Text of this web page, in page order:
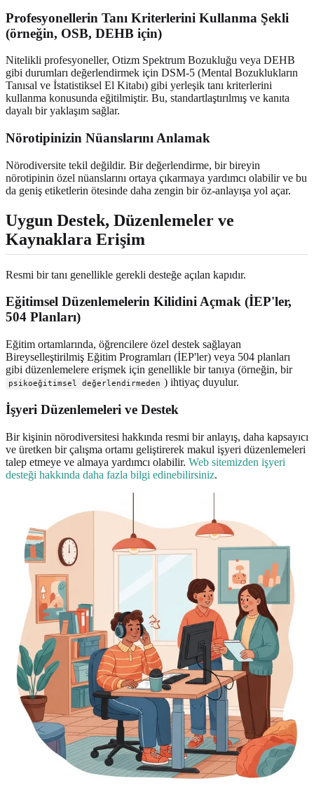
Profesyonellerin Tanı Kriterlerini Kullanma Şekli
(örneğin, OSB, DEHB için)
Nitelikli profesyoneller, Otizm Spektrum Bozukluğu veya DEHB
gibi durumları değerlendirmek için DSM-5 (Mental Bozuklukların
Tanısal ve İstatistiksel El Kitabı) gibi yerleşik tanı kriterlerini
kullanma konusunda eğitilmiştir. Bu, standartlaştırılmış ve kanıta
dayalı bir yaklaşım sağlar.
Nörotipinizin Nüanslarını Anlamak
Nörodiversite tekil değildir. Bir değerlendirme, bir bireyin
nörotipinin özel nüanslarını ortaya çıkarmaya yardımcı olabilir ve bu
da geniş etiketlerin ötesinde daha zengin bir öz-anlayışa yol açar.
Uygun Destek, Düzenlemeler ve
Kaynaklara Erişim
Resmi bir tanı genellikle gerekli desteğe açılan kapıdır.
Eğitimsel Düzenlemelerin Kilidini Açmak (İEP'ler,
504 Planları)
Eğitim ortamlarında, öğrencilere özel destek sağlayan
Bireyselleştirilmiş Eğitim Programları (İEP'ler) veya 504 planları
gibi düzenlemelere erişmek için genellikle bir tanıya (örneğin, bir
psikoeğitimsel değerlendirmeden ) ihtiyaç duyulur.
İşyeri Düzenlemeleri ve Destek
Bir kişinin nörodiversitesi hakkında resmi bir anlayış, daha kapsayıcı
ve üretken bir çalışma ortamı geliştirerek makul işyeri düzenlemeleri
talep etmeye ve almaya yardımcı olabilir. Web sitemizden işyeri
desteği hakkında daha fazla bilgi edinebilirsiniz.